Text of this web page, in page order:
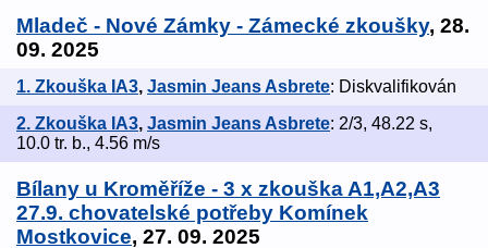
Mladeč - Nové Zámky - Zámecké zkoušky, 28.
09. 2025
1. Zkouška IA3, Jasmin Jeans Asbrete: Diskvalifikován
2. Zkouška IA3, Jasmin Jeans Asbrete: 2/3, 48.22 s,
10.0 tr. b., 4.56 m/s
Bílany u Kroměříže - 3 x zkouška A1,A2,A3
27.9. chovatelské potřeby Komínek
Mostkovice, 27. 09. 2025